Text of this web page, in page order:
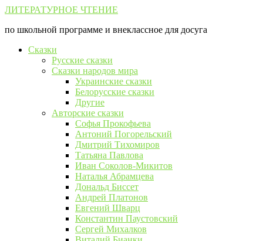
Перейти
контенту
ЛИТЕРАТУРНОЕ ЧТЕНИЕ
по школьной программе и внеклассное для досуга
Сказки
Русские сказки
Сказки народов мира
Украинские сказки
Белорусские сказки
Другие
Авторские сказки
Софья Прокофьева
Антоний Погорельский
Дмитрий Тихомиров
Татьяна Павлова
Иван Соколов-Микитов
Наталья Абрамцева
Дональд Биссет
Андрей Платонов
Евгений Шварц
Константин Паустовский
Сергей Михалков